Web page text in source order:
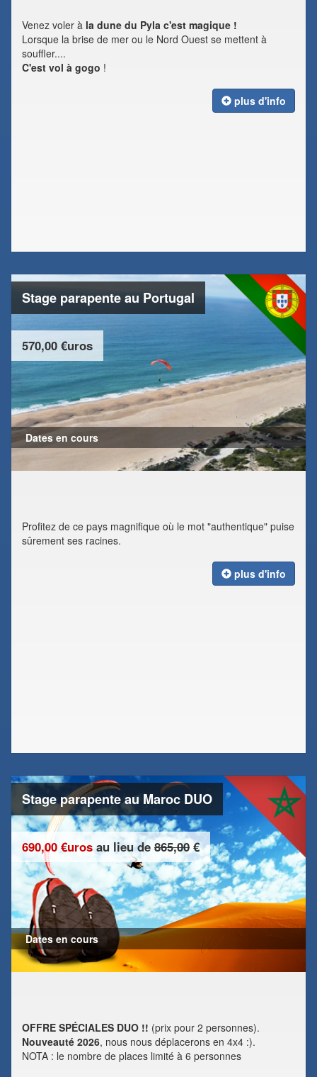
Venez voler à la dune du Pyla c'est magique !
Lorsque la brise de mer ou le Nord Ouest se mettent à
souffler....
C'est vol à gogo !
plus d'info
Stage parapente au Portugal
570,00 €uros
Dates en cours
Profitez de ce pays magnifique où le mot "authentique" puise
sûrement ses racines.
plus d'info
Stage parapente au Maroc DUO
690,00 €urosau lieu de 865,00 €
Dates en cours
OFFRE SPÉCIALES DUO !! (prix pour 2 personnes).
Nouveauté 2026, nous nous déplacerons en 4x4 :).
NOTA : le nombre de places limité à 6 personnes